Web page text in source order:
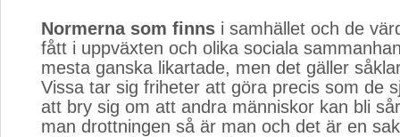
Normerna som finns i samhället och de
fått i uppväxten och olika sociala
mesta ganska likartade, men det gäller
Vissa tar sig friheter att göra precis som de
att bry sig om att andra människor kan bli
man drottningen så är man och det är en